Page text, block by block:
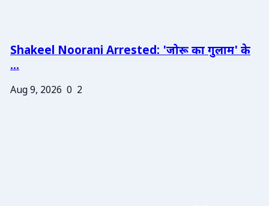
Shakeel Noorani Arrested: 'जोरू का गुलाम' के
...
Aug 9, 2026 0 2